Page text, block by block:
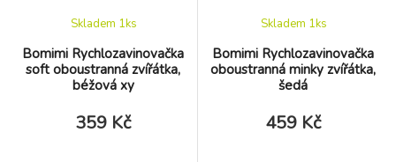
Bomimi Rychlozavinovačka
soft oboustranná zvířátka,
béžová xy
Skladem 1ks
359 Kč
Bomimi Rychlozavinovačka
oboustranná minky zvířátka,
šedá
Skladem 1ks
459 Kč